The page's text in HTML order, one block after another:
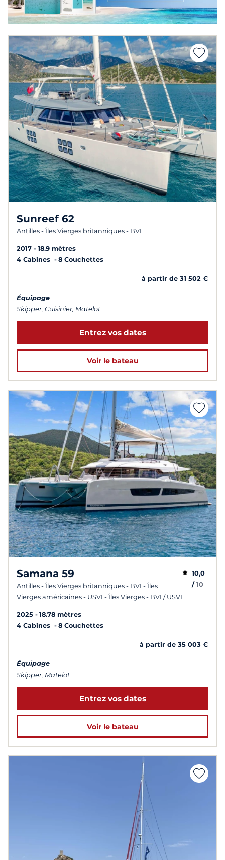
Sunreef 62
Antilles - Îles Vierges britanniques - BVI
2017
18.9 mètres
4 Cabines
8 Couchettes
à partir de 31 502 €
Équipage
Skipper, Cuisinier, Matelot
Entrez vos dates
Voir le bateau
Samana 59
Antilles - Îles Vierges britanniques - BVI - Îles
Vierges américaines - USVI - Îles Vierges - BVI / USVI
10,0
/10
2025
18.78 mètres
4 Cabines
8 Couchettes
à partir de 35 003 €
Équipage
Skipper, Matelot
Entrez vos dates
Voir le bateau